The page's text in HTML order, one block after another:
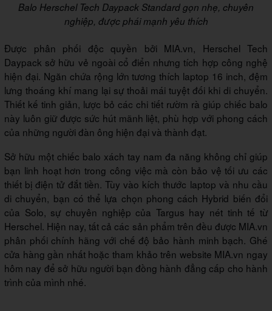
Balo Herschel Tech Daypack Standard gọn nhẹ, chuyên
nghiệp, được phái mạnh yêu thích
Được phân phối độc quyền bởi MIA.vn, Herschel Tech
Daypack sở hữu vẻ ngoài cổ điển nhưng tích hợp công nghệ
hiện đại. Ngăn chứa rộng lớn tương thích laptop 16 inch, đệm
lưng thoáng khí mang lại sự thoải mái tuyệt đối khi di chuyển.
Thiết kế tinh giản, lược bỏ các chi tiết rườm rà giúp chiếc balo
này luôn giữ được sức hút mãnh liệt, phù hợp với phong cách
của những người đàn ông hiện đại và thành đạt.
Sở hữu một chiếc balo xách tay nam đa năng không chỉ giúp
bạn linh hoạt hơn trong công việc mà còn bảo vệ tối ưu các
thiết bị điện tử đắt tiền. Tùy vào kích thước laptop và nhu cầu
di chuyển, bạn có thể lựa chọn phong cách Hybrid biến đổi
của Solo, sự chuyên nghiệp của Targus hay nét tinh tế từ
Herschel. Hiện nay, tất cả các sản phẩm trên đều được MIA.vn
phân phối chính hãng với chế độ bảo hành minh bạch. Ghé
cửa hàng gần nhất hoặc tham khảo trên website MIA.vn ngay
hôm nay để sở hữu người bạn đồng hành đẳng cấp cho hành
trình của mình nhé.